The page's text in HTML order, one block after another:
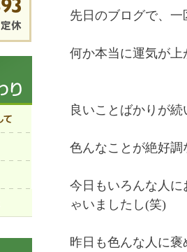
先日のブログで、
何か本当に運気が
良いことばかりが続
色んなことが絶好調
今日もいろんな人
ゃいましたし(笑)
昨日も色んな人に